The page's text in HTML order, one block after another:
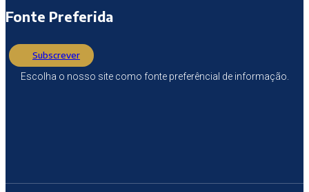
Fonte Preferida
Subscrever
Escolha o nosso site como fonte preferêncial de informação.